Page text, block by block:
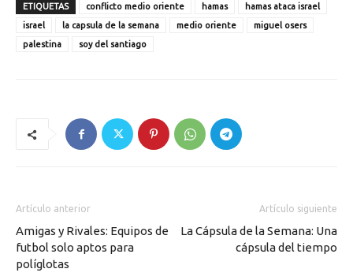
ETIQUETAS conflicto medio oriente hamas
hamas ataca israel
israel
la capsula de la semana medio oriente
miguel osers
palestina
soy del santiago
Artículo anterior
Amigas y Rivales: Equipos de
futbol solo aptos para
políglotas
Artículo siguiente
La Cápsula de la Semana: Una
cápsula del tiempo